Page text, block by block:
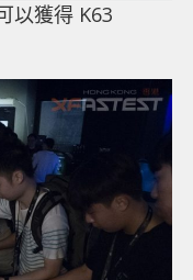
以獲得 K63